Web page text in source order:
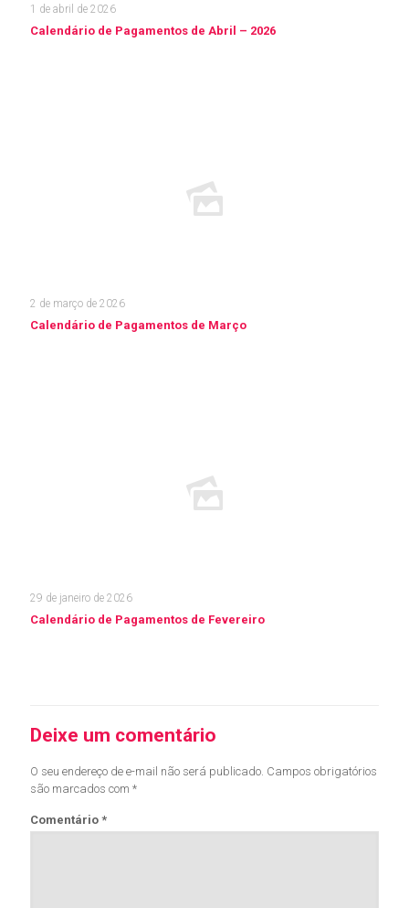
1 de abril de 2026
Calendário de Pagamentos de Abril – 2026
2 de março de 2026
Calendário de Pagamentos de Março
29 de janeiro de 2026
Calendário de Pagamentos de Fevereiro
Deixe um comentário
O seu endereço de e-mail não será publicado. Campos obrigatórios
são marcados com *
Comentário *